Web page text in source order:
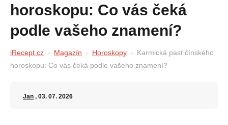
horoskopu: Co vás čeká
podle vašeho znamení?
iRecept.cz Magazín Horoskopy
Karmická past čínského
horoskopu: Co vás čeká podle vašeho znamení?
Jan , 03. 07. 2026